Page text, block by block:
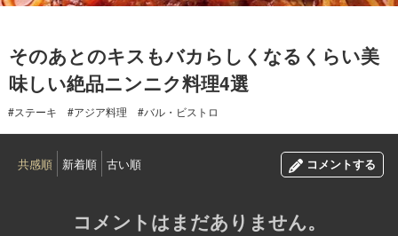
そのあとのキスもバカらしくなるくらい美
味しい絶品ニンニク料理4選
#ステーキ #アジア料理 #バル・ビストロ
共感順 新着順 古い順 コメントする
コメントはまだありません。